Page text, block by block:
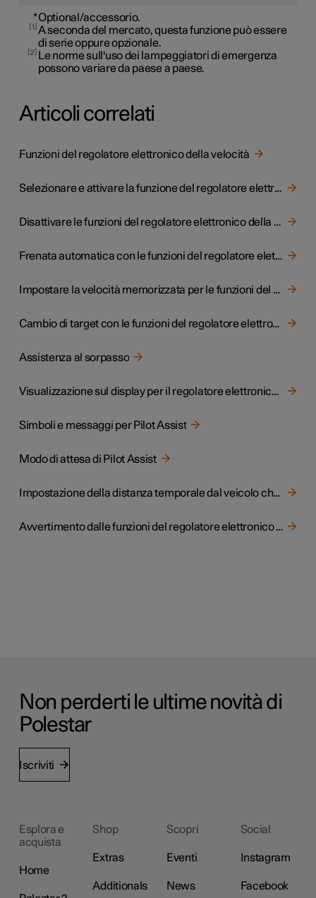
*Optional/accessorio.
1 A seconda del mercato, questa funzione può essere
di serie oppure opzionale.
2
Le norme sull'uso dei lampeggiatori di emergenza
possono variare da paese a paese.
Articoli correlati
Funzioni del regolatore elettronico della velocità
Selezionare e attivare la funzione del regolatore elettronico della velocità
Disattivare le funzioni del regolatore elettronico della velocità
Frenata automatica con le funzioni del regolatore elettronico della velocità
Impostare la velocità memorizzata per le funzioni del regolatore elettronico della velocità
Cambio di target con le funzioni del regolatore elettronico della velocità
Assistenza al sorpasso
Visualizzazione sul display per il regolatore elettronico della velocità adattivo e per il Pilot Assist
Simboli e messaggi per Pilot Assist
Modo di attesa di Pilot Assist
Impostazione della distanza temporale dal veicolo che precede
Avvertimento dalle funzioni del regolatore elettronico della velocità per rischio di collisione
Non perderti le ultime novità di
Polestar
Iscriviti
Esplora e
acquista
Home
Shop
Extras
Additionals
Scopri
Eventi
News
Social
Instagram
Facebook